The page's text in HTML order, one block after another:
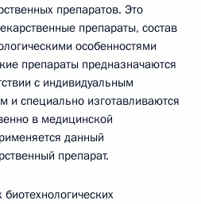
препаратов. Это
препараты, состав
особенностями
препараты предназначаются
с индивидуальным
и специально изготавливаются
в медицинской
данный
препарат.